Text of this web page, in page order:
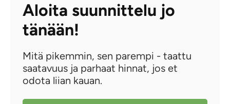
Aloita suunnittelu jo
tänään!
Mitä pikemmin, sen parempi - taattu
saatavuus ja parhaat hinnat, jos et
odota liian kauan.